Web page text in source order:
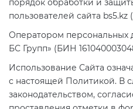
Фланцевые уплотнения
Фланцы
порядок обработки и
пользователей сайта
Оператором персональных
БС Групп» (БИН
Использование Сайта
с настоящей Политикой. В
законодательством,